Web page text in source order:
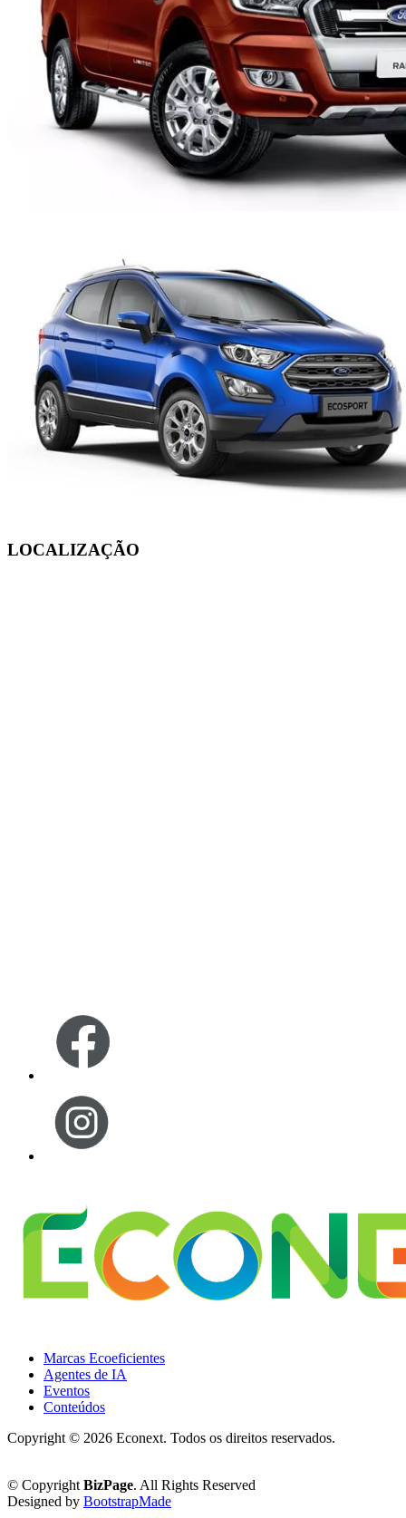
LOCALIZAÇÃO
Marcas Ecoeficientes
Agentes de IA
Eventos
Conteúdos
Copyright © 2026 Econext. Todos os direitos reservados.
© Copyright BizPage. All Rights Reserved
Designed by BootstrapMade